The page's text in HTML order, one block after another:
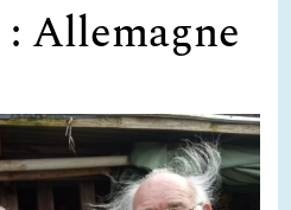
Allemagne